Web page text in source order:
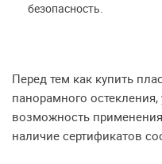
безопасность.
Перед тем как купить
панорамного остекления,
возможность
наличие сертификатов